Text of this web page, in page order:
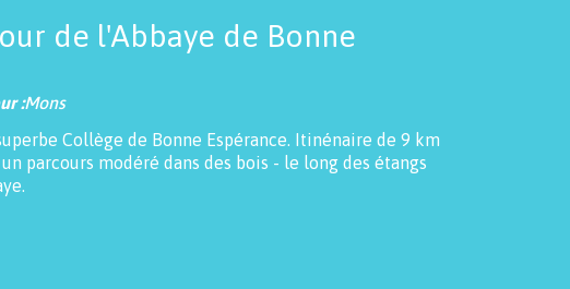
Activités
en vidéo
NOS DIAPORAMAS
de l'Abbaye de Bonne
:Mons
Collège de Bonne Espérance. Itinénaire de 9 km
parcours modéré dans des bois - le long des étangs